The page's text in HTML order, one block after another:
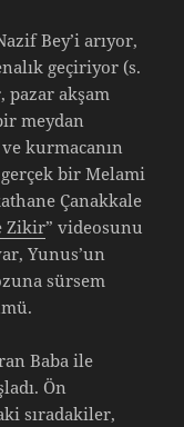
Bey’i arıyor,
geçiriyor (s.
pazar akşam
meydan
kurmacanın
gerçek bir Melami
Çanakkale
Zikir” videosunu
Yunus’un
sürsem
Baba ile
Ön
sıradakiler,